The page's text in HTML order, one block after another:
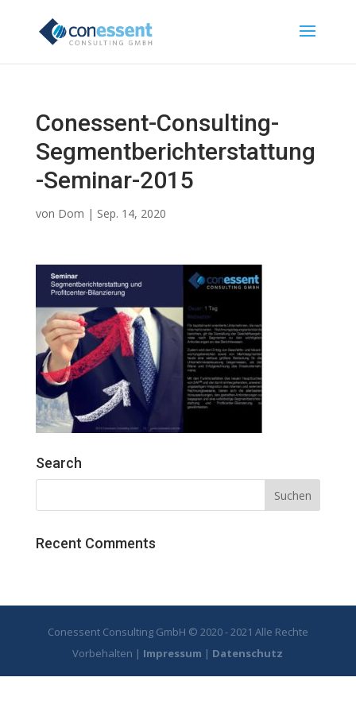
Conessent-Consulting-
Segmentberichterstattung
-Seminar-2015
von Dom | Sep. 14, 2020
Search
Recent Comments
Conessent Consulting GmbH © 2020 - 2021 Alle Rechte
Vorbehalten | Impressum | Datenschutz